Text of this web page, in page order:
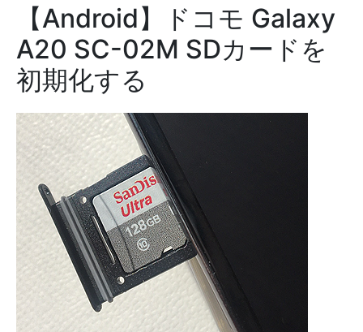
【Android】ドコモ Galaxy
A20 SC-02M SDカードを
初期化する